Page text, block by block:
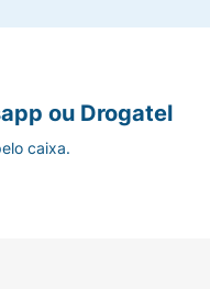
ou Drogatel
caixa.